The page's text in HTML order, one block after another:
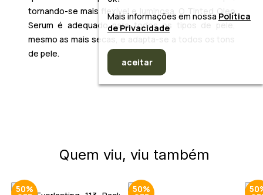
tornando-se mais flexível e luminosa. O Tinted Oleo
Serum é adequado para todos os tipos de pele,
mesmo as mais secas, e adapta-se a todos os tons
de pele.
Quem viu, viu também
50% 50%
Mais informações em nossaPolítica
de Privacidade
aceitar